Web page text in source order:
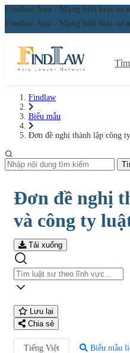
Findlaw Asia - Mạng lưới luật sư
Findlaw Asia - Mạng lưới luật sư
Findlaw
Biểu mẫu
Đơn đề nghị thành lập công
Đơn đề nghị
và công ty
Tải xuống
Lưu lại
Chia sẻ
Tiếng Việt Biểu mẫu